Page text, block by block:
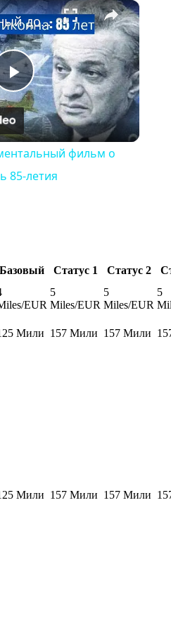
Fullscreen ×
Play
Video
Официальный документальный фильм о Микояне ОКБ в честь 85-летия
фильм о
85-летия
Базовый Статус 1 Статус 2
EUR
5
Miles/EUR
5
Miles/EUR
5
Мили 157 Мили 157 Мили
Мили 157 Мили 157 Мили